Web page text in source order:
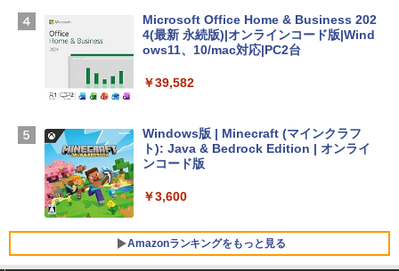
￥278,800
【Amazon.co.jp限定】 HP ノートパソコ
￥129,800
FMV ノートパソコン WE1-K3 (MS 365 P
VWK3E15W_AZ
Microsoft Office Home & Business 202
4(最新 永続版)|オンラインコード版|Wind
ows11、10/mac対応|PC2台
￥39,582
Windows版 | Minecraft (マインクラフ
ト): Java & Bedrock Edition | オンライ
ンコード版
￥3,600
Amazonランキングをもっと見る